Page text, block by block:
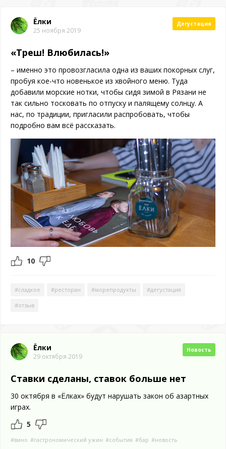
Ёлки
25 ноября 2019
Дегустация
«Треш! Влюбилась!»
– именно это провозгласила одна из ваших покорных слуг,
пробуя кое-что новенькое из хвойного меню. Туда
добавили морские нотки, чтобы сидя зимой в Рязани не
так сильно тосковать по отпуску и палящему солнцу. А
нас, по традиции, пригласили распробовать, чтобы
подробно вам всё рассказать.
10
#сладкое #ресторан #морепродукты #дегустация
#отзыв
Ёлки
29 октября 2019
Новость
Ставки сделаны, ставок больше нет
30 октября в «Ёлках» будут нарушать закон об азартных
играх.
5
#вино #гастрономический ужин #события #бар #новость